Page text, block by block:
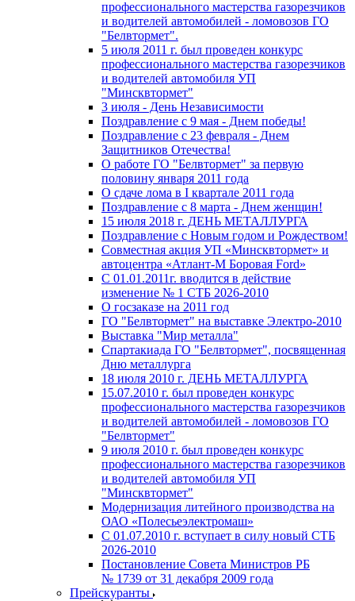
профессионального мастерства газорезчиков
и водителей автомобилей - ломовозов ГО
"Белвтормет".
5 июля 2011 г. был проведен конкурс
профессионального мастерства газорезчиков
и водителей автомобиля УП
"Минсквтормет"
3 июля - День Независимости
Поздравление с 9 мая - Днем победы!
Поздравление с 23 февраля - Днем
Защитников Отечества!
О работе ГО "Белвтормет" за первую
половину января 2011 года
О сдаче лома в I квартале 2011 года
Поздравление с 8 марта - Днем женщин!
15 июля 2018 г. ДЕНЬ МЕТАЛЛУРГА
Поздравление с Новым годом и Рождеством!
Совместная акция УП «Минсквтормет» и
автоцентра «Атлант-М Боровая Ford»
С 01.01.2011г. вводится в действие
изменение № 1 СТБ 2026-2010
О госзаказе на 2011 год
ГО "Белвтормет" на выставке Электро-2010
Выставка "Мир металла"
Спартакиада ГО "Белвтормет", посвященная
Дню металлурга
18 июля 2010 г. ДЕНЬ МЕТАЛЛУРГА
15.07.2010 г. был проведен конкурс
профессионального мастерства газорезчиков
и водителей автомобилей - ломовозов ГО
"Белвтормет"
9 июля 2010 г. был проведен конкурс
профессионального мастерства газорезчиков
и водителей автомобиля УП
"Минсквтормет"
Модернизация литейного производства на
ОАО «Полесьеэлектромаш»
С 01.07.2010 г. вступает в силу новый СТБ
2026-2010
Постановление Совета Министров РБ
№ 1739 от 31 декабря 2009 года
Прейскуранты